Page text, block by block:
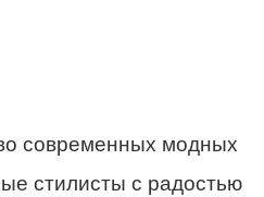
современных модных
стилисты с радостью